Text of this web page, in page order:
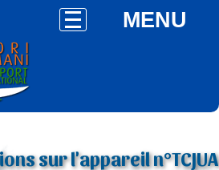
MENU
sur l'appareil n°TCJUA